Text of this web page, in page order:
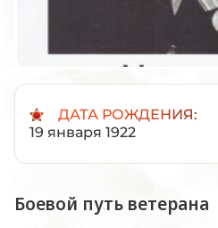
ДАТА РОЖДЕНИЯ:
19 января 1922
Боевой путь ветерана